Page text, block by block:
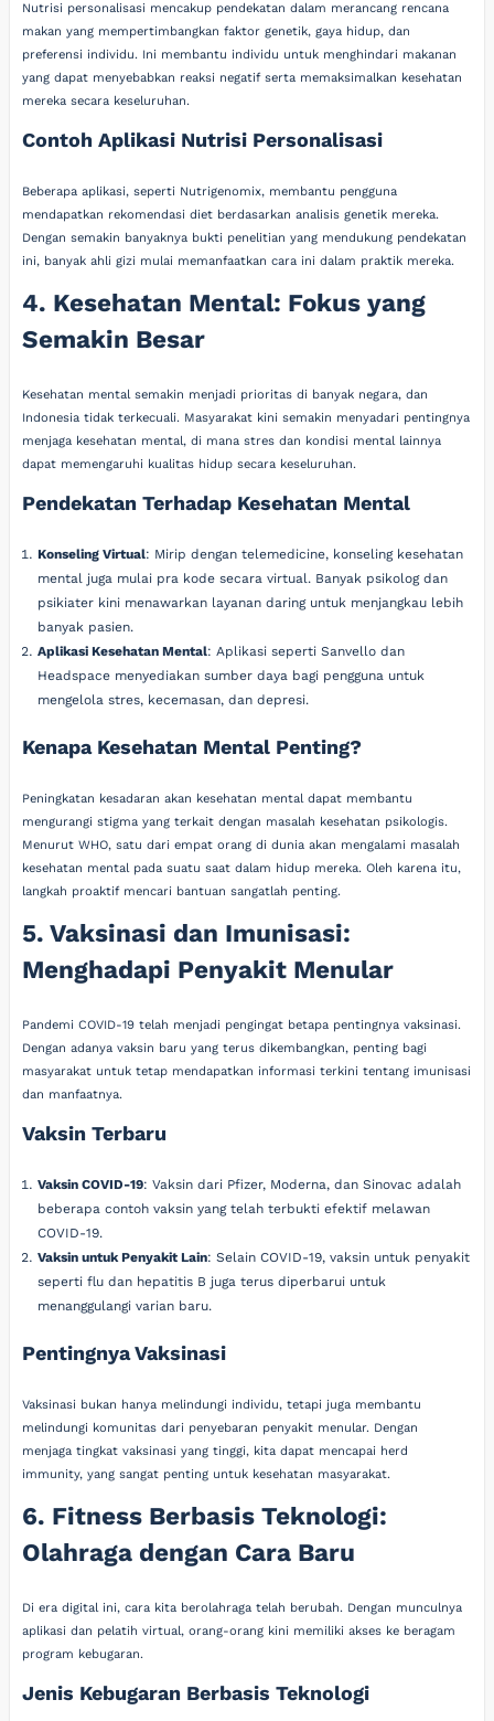
Nutrisi personalisasi mencakup pendekatan dalam merancang rencana
makan yang mempertimbangkan faktor genetik, gaya hidup, dan
preferensi individu. Ini membantu individu untuk menghindari makanan
yang dapat menyebabkan reaksi negatif serta memaksimalkan kesehatan
mereka secara keseluruhan.
Contoh Aplikasi Nutrisi Personalisasi
Beberapa aplikasi, seperti Nutrigenomix, membantu pengguna
mendapatkan rekomendasi diet berdasarkan analisis genetik mereka.
Dengan semakin banyaknya bukti penelitian yang mendukung pendekatan
ini, banyak ahli gizi mulai memanfaatkan cara ini dalam praktik mereka.
4. Kesehatan Mental: Fokus yang
Semakin Besar
Kesehatan mental semakin menjadi prioritas di banyak negara, dan
Indonesia tidak terkecuali. Masyarakat kini semakin menyadari pentingnya
menjaga kesehatan mental, di mana stres dan kondisi mental lainnya
dapat memengaruhi kualitas hidup secara keseluruhan.
Pendekatan Terhadap Kesehatan Mental
Konseling Virtual: Mirip dengan telemedicine, konseling kesehatan
mental juga mulai pra kode secara virtual. Banyak psikolog dan
psikiater kini menawarkan layanan daring untuk menjangkau lebih
banyak pasien.
Aplikasi Kesehatan Mental: Aplikasi seperti Sanvello dan
Headspace menyediakan sumber daya bagi pengguna untuk
mengelola stres, kecemasan, dan depresi.
Kenapa Kesehatan Mental Penting?
Peningkatan kesadaran akan kesehatan mental dapat membantu
mengurangi stigma yang terkait dengan masalah kesehatan psikologis.
Menurut WHO, satu dari empat orang di dunia akan mengalami masalah
kesehatan mental pada suatu saat dalam hidup mereka. Oleh karena itu,
langkah proaktif mencari bantuan sangatlah penting.
5. Vaksinasi dan Imunisasi:
Menghadapi Penyakit Menular
Pandemi COVID-19 telah menjadi pengingat betapa pentingnya vaksinasi.
Dengan adanya vaksin baru yang terus dikembangkan, penting bagi
masyarakat untuk tetap mendapatkan informasi terkini tentang imunisasi
dan manfaatnya.
Vaksin Terbaru
Vaksin COVID-19: Vaksin dari Pfizer, Moderna, dan Sinovac adalah
beberapa contoh vaksin yang telah terbukti efektif melawan
COVID-19.
Vaksin untuk Penyakit Lain: Selain COVID-19, vaksin untuk penyakit
seperti flu dan hepatitis B juga terus diperbarui untuk
menanggulangi varian baru.
Pentingnya Vaksinasi
Vaksinasi bukan hanya melindungi individu, tetapi juga membantu
melindungi komunitas dari penyebaran penyakit menular. Dengan
menjaga tingkat vaksinasi yang tinggi, kita dapat mencapai herd
immunity, yang sangat penting untuk kesehatan masyarakat.
6. Fitness Berbasis Teknologi:
Olahraga dengan Cara Baru
Di era digital ini, cara kita berolahraga telah berubah. Dengan munculnya
aplikasi dan pelatih virtual, orang-orang kini memiliki akses ke beragam
program kebugaran.
Jenis Kebugaran Berbasis Teknologi